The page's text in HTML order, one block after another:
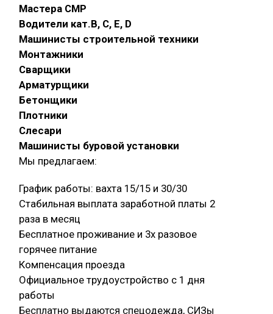
Мастера СМР
Водители кат.В, С, Е, D
Машинисты строительной техники
Монтажники
Сварщики
Арматурщики
Бетонщики
Плотники
Слесари
Машинисты буровой установки
Мы предлагаем:
График работы: вахта 15/15 и 30/30
Стабильная выплата заработной платы 2
раза в месяц
Бесплатное проживание и 3х разовое
горячее питание
Компенсация проезда
Официальное трудоустройство с 1 дня
работы
Бесплатно выдаются спецодежда, СИЗы